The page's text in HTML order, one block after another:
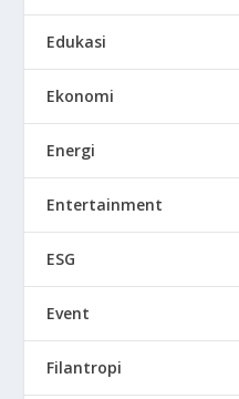
Edukasi
Ekonomi
Energi
Entertainment
ESG
Event
Filantropi